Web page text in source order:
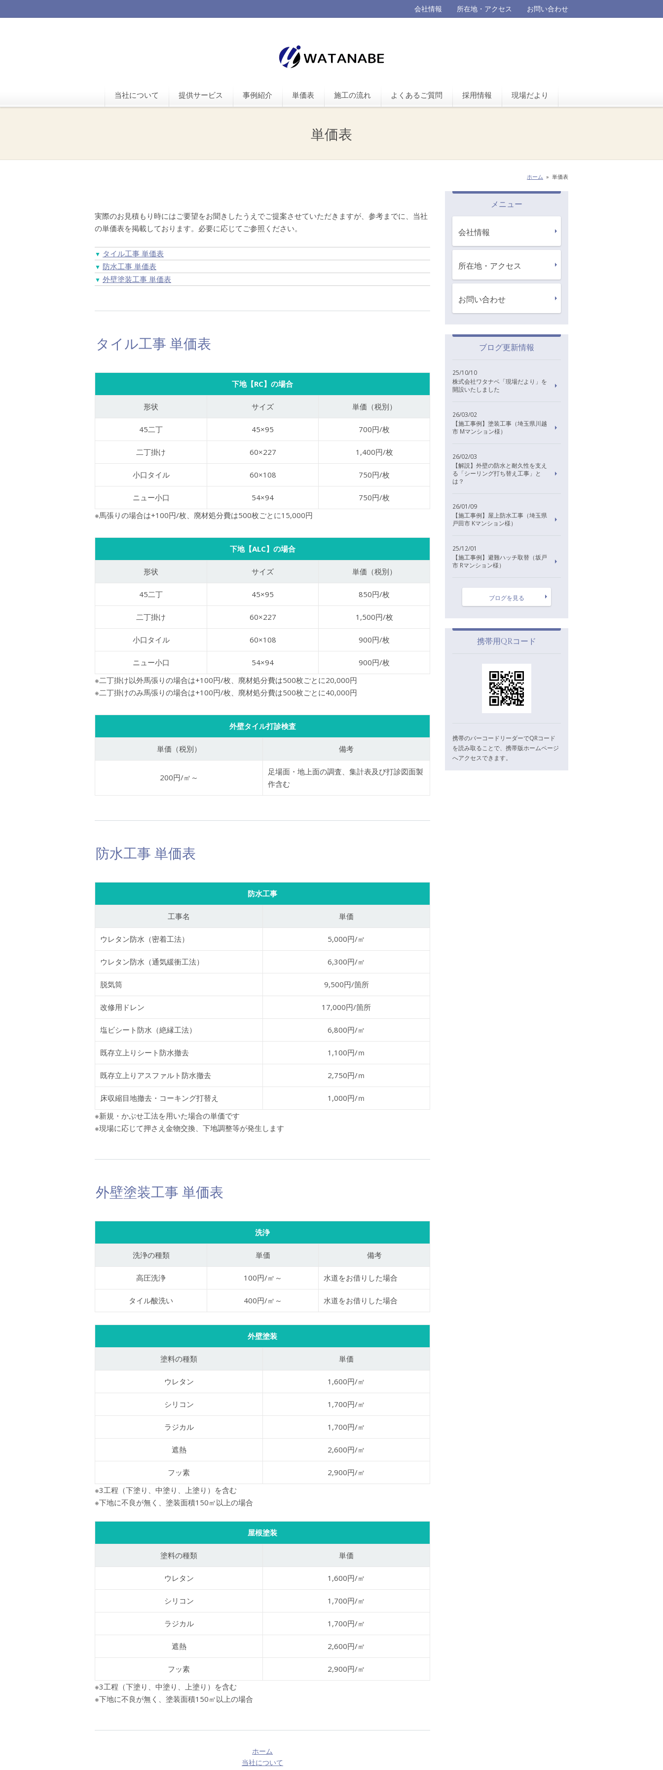
会社情報 所在地・アクセス お問い合わせ
当社について 提供サービス 事例紹介 単価表 施工の流れ よくあるご質問 採用情報 現場だより
単価表
ホーム » 単価表
実際のお見積もり時にはご要望をお聞きしたうえでご提案させていただきますが、参考までに、当社
の単価表を掲載しております。必要に応じてご参照ください。
▼ タイル工事 単価表
▼ 防水工事 単価表
▼ 外壁塗装工事 単価表
タイル工事 単価表
下地【RC】の場合
形状 サイズ 単価（税別）
45二丁 45×95 700円/枚
二丁掛け 60×227 1,400円/枚
小口タイル 60×108 750円/枚
ニュー小口 54×94
750円/枚
※馬張りの場合は+100円/枚、廃材処分費は500枚ごとに15,000円
下地【ALC】の場合
形状 サイズ 単価（税別）
45二丁 45×95 850円/枚
二丁掛け 60×227 1,500円/枚
小口タイル 60×108 900円/枚
ニュー小口 54×94
900円/枚
※二丁掛け以外馬張りの場合は+100円/枚、廃材処分費は500枚ごとに20,000円
※二丁掛けのみ馬張りの場合は+100円/枚、廃材処分費は500枚ごとに40,000円
外壁タイル打診検査
単価（税別） 備考
200円/㎡～
足場面・地上面の調査、集計表及び打診図面製
作含む
防水工事 単価表
防水工事
工事名 単価
ウレタン防水（密着工法） 5,000円/㎡
ウレタン防水（通気緩衝工法） 6,300円/㎡
脱気筒 9,500円/箇所
改修用ドレン 17,000円/箇所
塩ビシート防水（絶縁工法） 6,800円/㎡
既存立上りシート防水撤去 1,100円/ｍ
既存立上りアスファルト防水撤去 2,750円/ｍ
床収縮目地撤去・コーキング打替え
1,000円/ｍ
※新規・かぶせ工法を用いた場合の単価です
※現場に応じて押さえ金物交換、下地調整等が発生します
外壁塗装工事 単価表
洗浄
洗浄の種類 単価 備考
高圧洗浄 100円/㎡～ 水道をお借りした場合
タイル酸洗い 400円/㎡～ 水道をお借りした場合
外壁塗装
塗料の種類 単価
ウレタン 1,600円/㎡
シリコン 1,700円/㎡
ラジカル 1,700円/㎡
遮熱 2,600円/㎡
フッ素
2,900円/㎡
※3工程（下塗り、中塗り、上塗り）を含む
※下地に不良が無く、塗装面積150㎡以上の場合
屋根塗装
塗料の種類 単価
ウレタン 1,600円/㎡
シリコン 1,700円/㎡
ラジカル 1,700円/㎡
遮熱 2,600円/㎡
フッ素
2,900円/㎡
※3工程（下塗り、中塗り、上塗り）を含む
※下地に不良が無く、塗装面積150㎡以上の場合
ホーム
当社について
メニュー
会社情報
所在地・アクセス
お問い合わせ
ブログ更新情報
25/10/10
株式会社ワタナベ「現場だより」を
開設いたしました
26/03/02
【施工事例】塗装工事（埼玉県川越
市 Mマンション様）
26/02/03
【解説】外壁の防水と耐久性を支え
る「シーリング打ち替え工事」と
は？
26/01/09
【施工事例】屋上防水工事（埼玉県
戸田市 Kマンション様）
25/12/01
【施工事例】避難ハッチ取替（坂戸
市 Rマンション様）
ブログを見る
携帯用QRコード
携帯のバーコードリーダーでQRコード
を読み取ることで、携帯版ホームページ
へアクセスできます。